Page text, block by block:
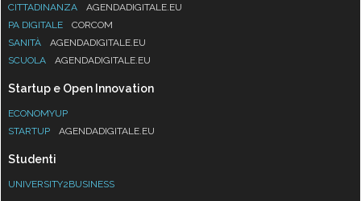
CITTADINANZA
AGENDADIGITALE.EU
PA DIGITALE
CORCOM
SANITÀ
AGENDADIGITALE.EU
SCUOLA
AGENDADIGITALE.EU
Startup e Open Innovation
ECONOMYUP
STARTUP
AGENDADIGITALE.EU
Studenti
UNIVERSITY2BUSINESS